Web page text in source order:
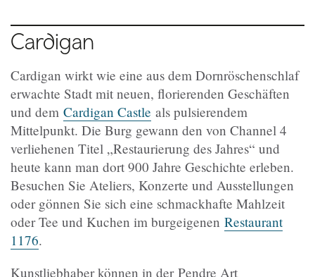
Cardigan
Cardigan wirkt wie eine aus dem Dornröschenschlaf
erwachte Stadt mit neuen, florierenden Geschäften
und dem Cardigan Castle als pulsierendem
Mittelpunkt. Die Burg gewann den von Channel 4
verliehenen Titel „Restaurierung des Jahres“ und
heute kann man dort 900 Jahre Geschichte erleben.
Besuchen Sie Ateliers, Konzerte und Ausstellungen
oder gönnen Sie sich eine schmackhafte Mahlzeit
oder Tee und Kuchen im burgeigenen Restaurant
1176.
Kunstliebhaber können in der Pendre Art